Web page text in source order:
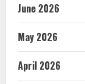
June 2026
May 2026
April 2026